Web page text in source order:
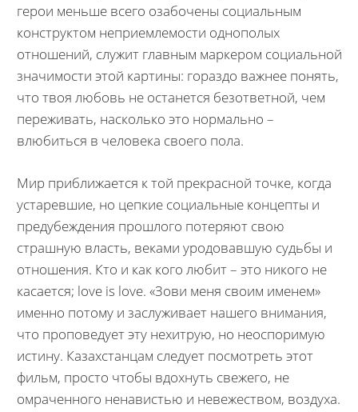
герои меньше всего озабочены социальным
конструктом неприемлемости однополых
отношений, служит главным маркером социальной
значимости этой картины: гораздо важнее понять,
что твоя любовь не останется безответной, чем
переживать, насколько это нормально –
влюбиться в человека своего пола.
Мир приближается к той прекрасной точке, когда
устаревшие, но цепкие социальные концепты и
предубеждения прошлого потеряют свою
страшную власть, веками уродовавшую судьбы и
отношения. Кто и как кого любит – это никого не
касается; love is love. «Зови меня своим именем»
именно потому и заслуживает нашего внимания,
что проповедует эту нехитрую, но неоспоримую
истину. Казахстанцам следует посмотреть этот
фильм, просто чтобы вдохнуть свежего, не
омраченного ненавистью и невежеством, воздуха.